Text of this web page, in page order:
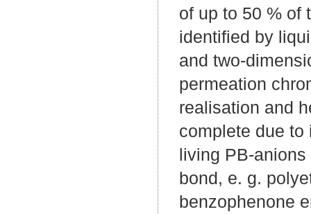
of up to 50 % of
identified by
and two-
permeation
realisation and
complete due
living PB-
bond, e. g.
benzophenone